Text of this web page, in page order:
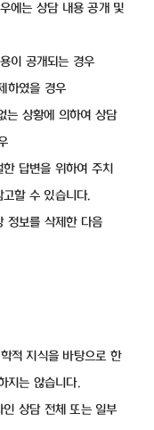
에는 상담 내용 공개 및
이 공개되는 경우
하였을 경우
는 상황에 의하여 상담
답변을 위하여 주치
할 수 있습니다.
정보를 삭제한 다음
적 지식을 바탕으로 한
지는 않습니다.
상담 전체 또는 일부